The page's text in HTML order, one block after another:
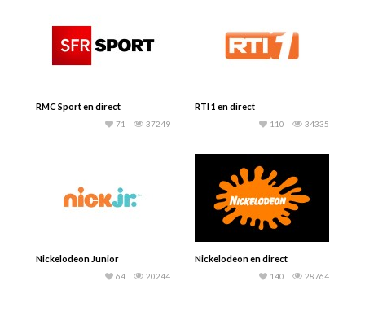
RMC Sport en direct
37249
71
RTI 1 en direct
34335
110
Nickelodeon Junior
20244
64
Nickelodeon en direct
28764
140